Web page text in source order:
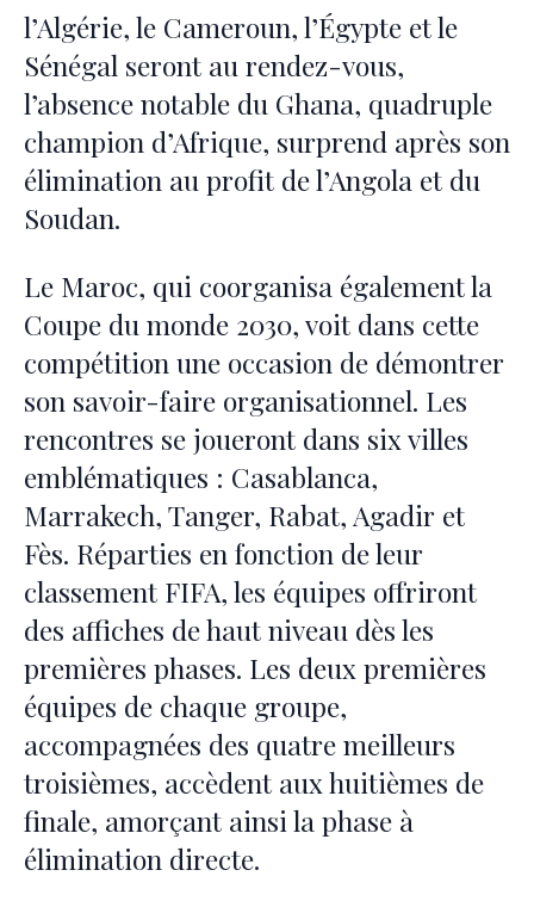
l’Algérie, le Cameroun, l’Égypte et le
Sénégal seront au rendez-vous,
l’absence notable du Ghana, quadruple
champion d’Afrique, surprend après son
élimination au profit de l’Angola et du
Soudan.
Le Maroc, qui coorganisa également la
Coupe du monde 2030, voit dans cette
compétition une occasion de démontrer
son savoir-faire organisationnel. Les
rencontres se joueront dans six villes
emblématiques : Casablanca,
Marrakech, Tanger, Rabat, Agadir et
Fès. Réparties en fonction de leur
classement FIFA, les équipes offriront
des affiches de haut niveau dès les
premières phases. Les deux premières
équipes de chaque groupe,
accompagnées des quatre meilleurs
troisièmes, accèdent aux huitièmes de
finale, amorçant ainsi la phase à
élimination directe.